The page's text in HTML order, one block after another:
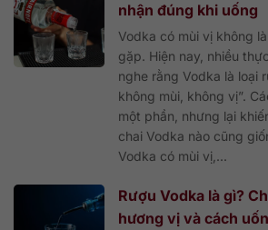
nhận đúng khi uống
Vodka có mùi vị không
gặp. Hiện nay, nhiều
nghe rằng Vodka là loại
không mùi, không vị”.
một phần, nhưng lại
chai Vodka nào cũng
Vodka có mùi vị,...
Rượu Vodka là gì?
hương vị và cách